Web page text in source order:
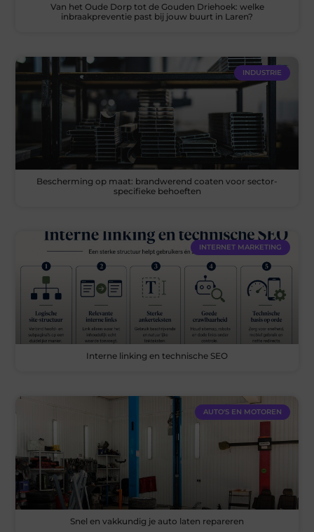
Van het Oude Dorp tot de Gouden Driehoek: welke
inbraakpreventie past bij jouw buurt in Laren?
INDUSTRIE
Bescherming op maat: brandwerend coaten voor sector-
specifieke behoeften
INTERNET MARKETING
Interne linking en technische SEO
AUTO'S EN MOTOREN
Snel en vakkundig je auto laten repareren